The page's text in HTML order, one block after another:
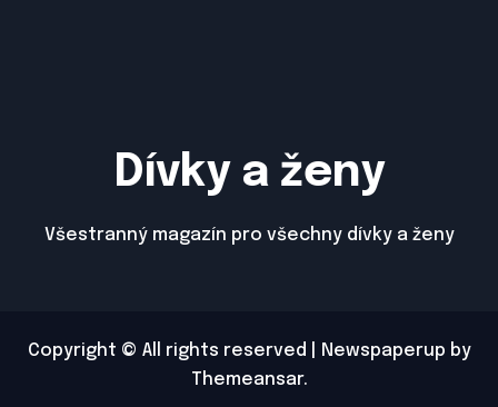
Dívky a ženy
Všestranný magazín pro všechny dívky a ženy
Copyright © All rights reserved Newspaperup by
Themeansar.